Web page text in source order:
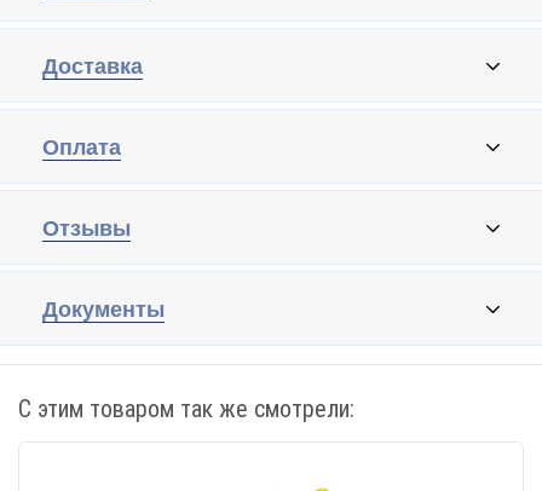
Доставка
Оплата
Отзывы
Документы
С этим товаром так же смотрели: